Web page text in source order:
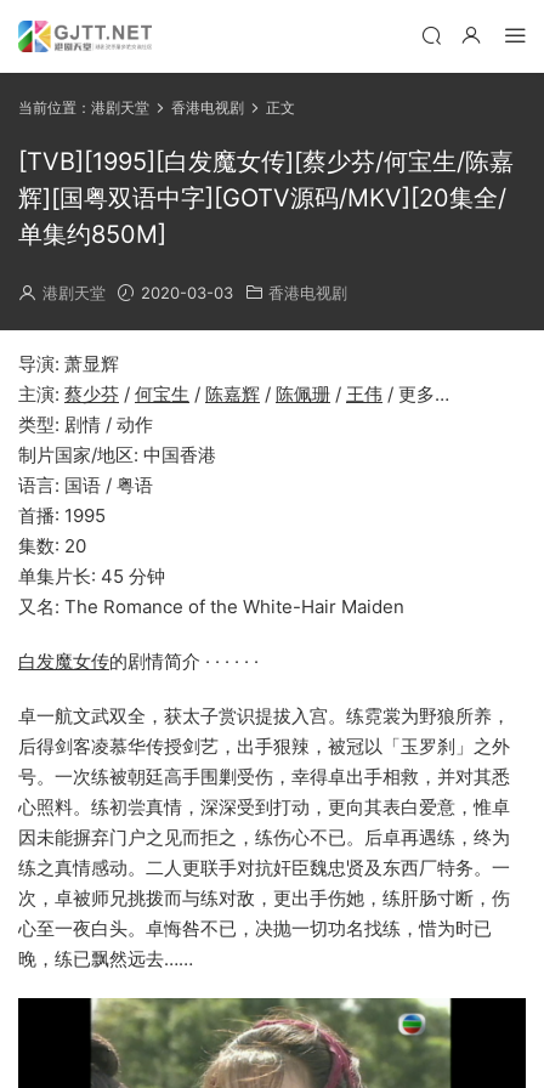
当前位置： 港剧天堂 香港电视剧 正文
[TVB][1995][白发魔女传][蔡少芬/何宝生/陈嘉
辉][国粤双语中字][GOTV源码/MKV][20集全/
单集约850M]
港剧天堂 2020-03-03 香港电视剧
导演: 萧显辉
主演: 蔡少芬 / 何宝生 / 陈嘉辉 / 陈佩珊 / 王伟 / 更多…
类型: 剧情 / 动作
制片国家/地区: 中国香港
语言: 国语 / 粤语
首播: 1995
集数: 20
单集片长: 45 分钟
又名: The Romance of the White-Hair Maiden
白发魔女传的剧情简介 · · · · · ·
卓一航文武双全，获太子赏识提拔入宫。练霓裳为野狼所养，
后得剑客凌慕华传授剑艺，出手狠辣，被冠以「玉罗刹」之外
号。一次练被朝廷高手围剿受伤，幸得卓出手相救，并对其悉
心照料。练初尝真情，深深受到打动，更向其表白爱意，惟卓
因未能摒弃门户之见而拒之，练伤心不已。后卓再遇练，终为
练之真情感动。二人更联手对抗奸臣魏忠贤及东西厂特务。一
次，卓被师兄挑拨而与练对敌，更出手伤她，练肝肠寸断，伤
心至一夜白头。卓悔咎不已，决抛一切功名找练，惜为时已
晚，练已飘然远去……